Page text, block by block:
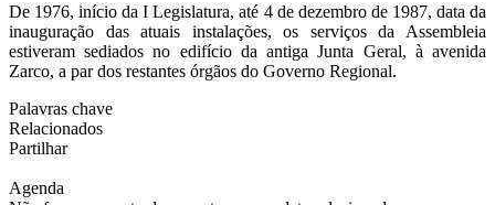
De 1976, início da I Legislatura, até 4 de dezembro de 1987, data da
inauguração das atuais instalações, os serviços da Assembleia
estiveram sediados no edifício da antiga Junta Geral, à avenida
Zarco, a par dos restantes órgãos do Governo Regional.
Palavras chave
Relacionados
Partilhar
Agenda